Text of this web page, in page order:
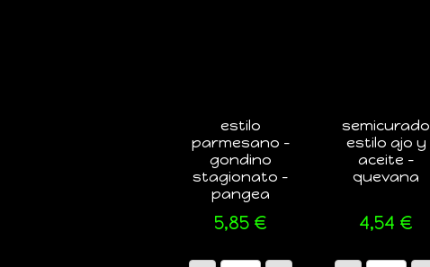
estilo
parmesano –
gondino
stagionato –
pangea
5,85 €
semicurado
estilo ajo y
aceite –
quevana
4,54 €